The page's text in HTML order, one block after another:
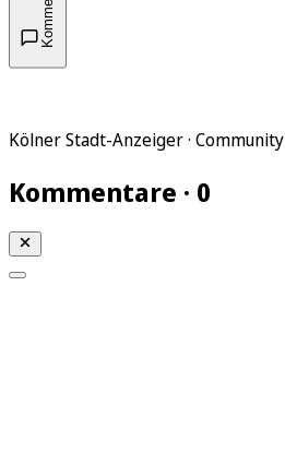
Kölner Stadt-Anzeiger · Community
Kommentare · 0